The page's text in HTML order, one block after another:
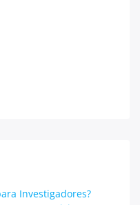
Investigadores?